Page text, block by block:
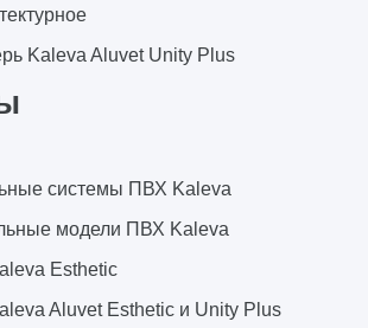
Kaleva Aluvet Unity Plus
системы ПВХ Kaleva
модели ПВХ Kaleva
Esthetic
Aluvet Esthetic и Unity Plus